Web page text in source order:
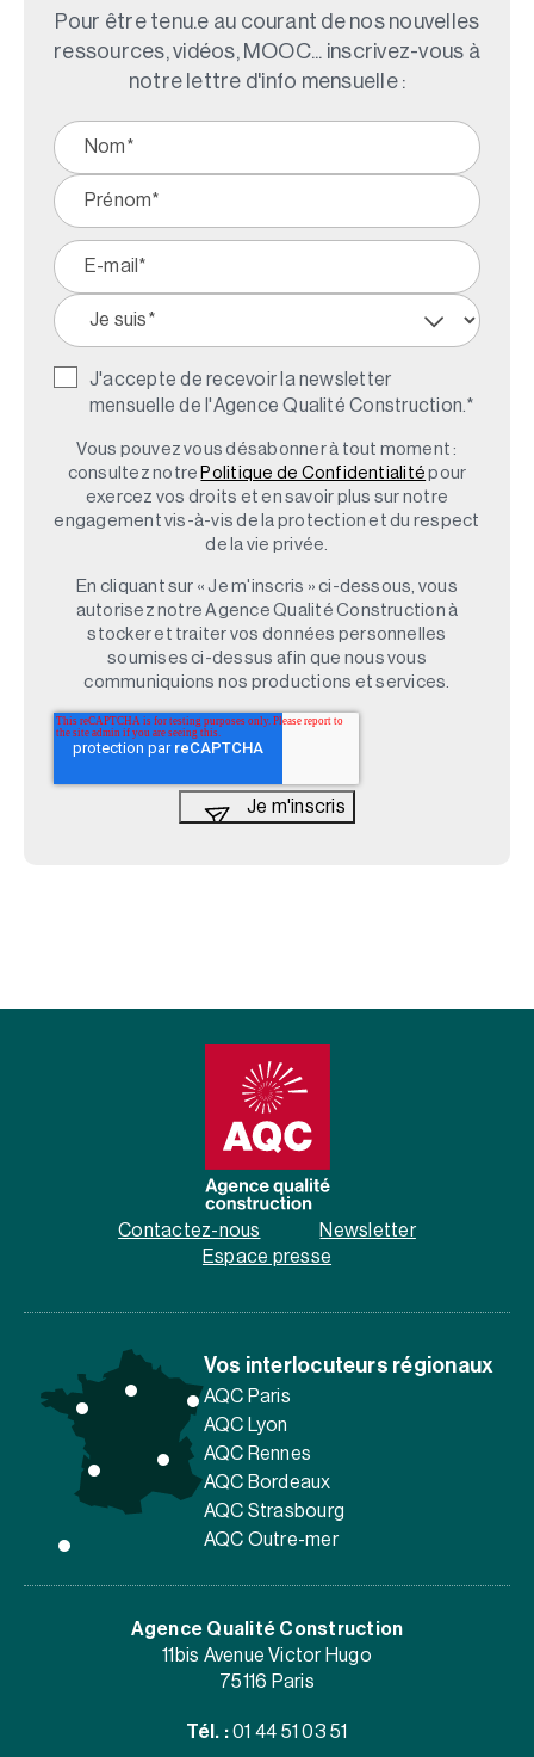
Pour être tenu.e au courant de nos nouvelles
ressources, vidéos, MOOC... inscrivez-vous à
notre lettre d'info mensuelle :
J'accepte de recevoir la newsletter
mensuelle de l'Agence Qualité Construction. *
Vous pouvez vous désabonner à tout moment :
consultez notre Politique de Confidentialité pour
exercez vos droits et en savoir plus sur notre
engagement vis-à-vis de la protection et du respect
de la vie privée.
En cliquant sur « Je m'inscris » ci-dessous, vous
autorisez notre Agence Qualité Construction à
stocker et traiter vos données personnelles
soumises ci-dessus afin que nous vous
communiquions nos productions et services.
Contactez-nous
Newsletter
Espace presse
Vos interlocuteurs régionaux
AQC Paris
AQC Lyon
AQC Rennes
AQC Bordeaux
AQC Strasbourg
AQC Outre-mer
Agence Qualité Construction
11bis Avenue Victor Hugo
75116 Paris
Tél. : 01 44 51 03 51